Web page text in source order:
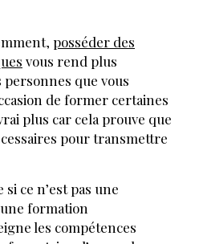
posséder des
vous rend plus
que vous
de former certaines
RÉSERVÉE